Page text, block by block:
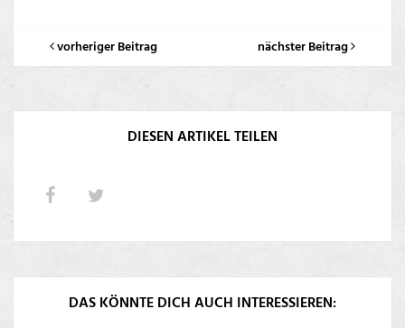
vorheriger Beitrag nächster Beitrag
DIESEN ARTIKEL TEILEN
DAS KÖNNTE DICH AUCH INTERESSIEREN: